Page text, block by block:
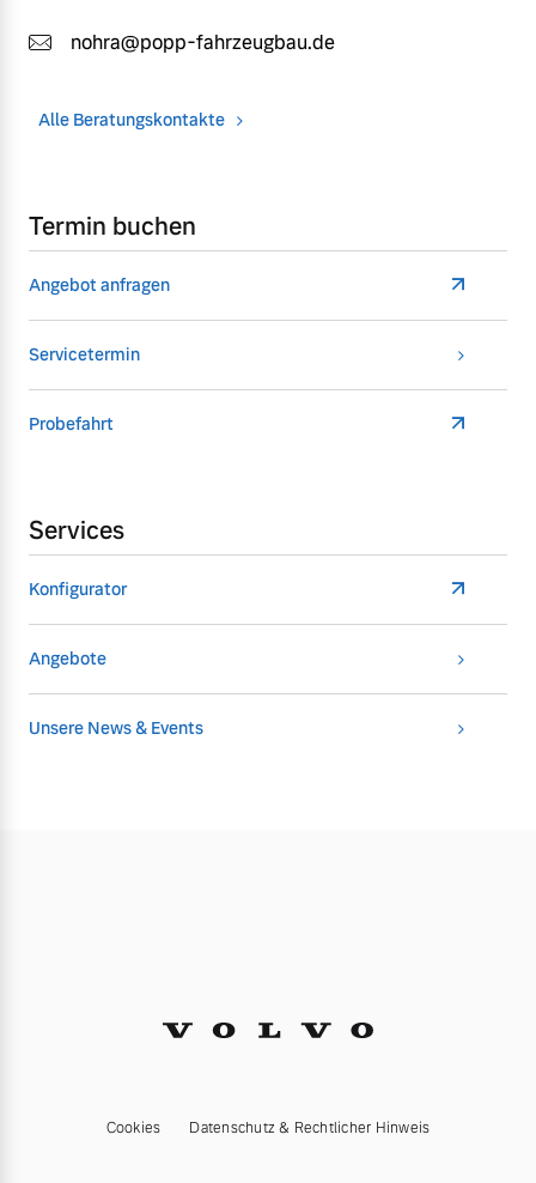
nohra@popp-fahrzeugbau.de
Alle Beratungskontakte
Termin buchen
Angebot anfragen
Servicetermin
Probefahrt
Services
Konfigurator
Angebote
Unsere News & Events
Cookies Datenschutz & Rechtlicher Hinweis